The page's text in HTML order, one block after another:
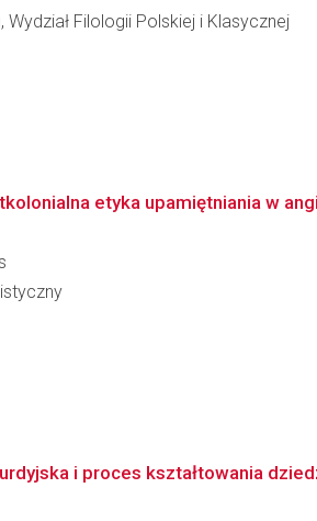
Filologii Polskiej i Klasycznej
etyka upamiętniania w
i proces kształtowania